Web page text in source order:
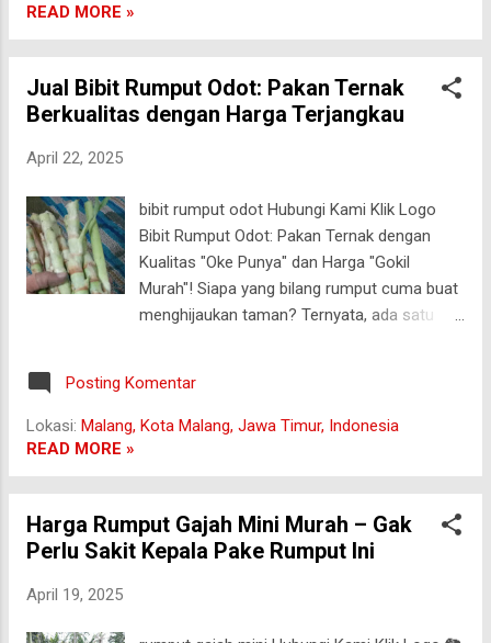
di musim kemarau. ✅ Tahan panas ✅
Pertumbuhan cepat ✅ Tampilan estetik 2.
Pohon Pule Tanaman favorit tukang taman!
Tajuknya ramping dan cocok untuk taman
perumahan 3. Kamboja Bali Bunga eksotis
dengan wangi khas yang langsung bikin
suasana jadi syahdu. ✅ Bunga harum &
cantik ✅ Tahan cuaca panas ✅ Cocok untuk
taman depan atau pot besar 4. Pohon Palem
READ MORE »
Jual Bibit Rumput Odot: Pakan Ternak
Berkualitas dengan Harga Terjangkau
April 22, 2025
bibit rumput odot Hubungi Kami Klik Logo
Bibit Rumput Odot: Pakan Ternak dengan
Kualitas "Oke Punya" dan Harga "Gokil
Murah"! Siapa yang bilang rumput cuma buat
menghijaukan taman? Ternyata, ada satu
untuk ternak. Kenalin, bibit rumput odot (
Pennisetum purpureum cv. Mott ), rumput
tapi juga enak dimakan oleh ternak! Ternak
kamu bakal jadi gemuk, sehat, dan... mungkin
jadi model untuk iklan pakan ternak! malang
Yuk, simak artikel seru ini yang akan bahas
Posting Komentar
Lokasi: Malang, Kota Malang, Jawa Timur, Indonesia
READ MORE »
Harga Rumput Gajah Mini Murah – Gak
Perlu Sakit Kepala Pake Rumput Ini
April 19, 2025